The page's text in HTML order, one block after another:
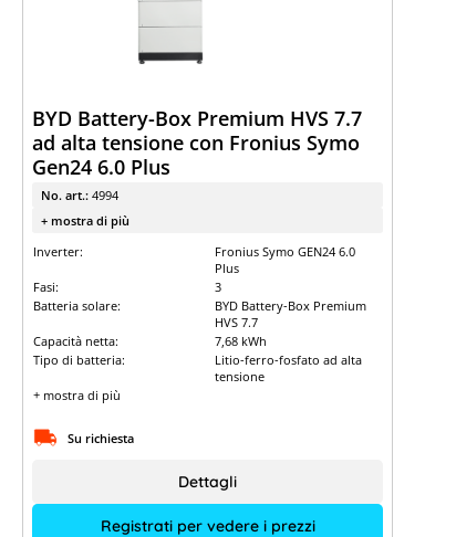
BYD Battery-Box Premium HVS 7.7
ad alta tensione con Fronius Symo
Gen24 6.0 Plus
No. art.: 4994
+ mostra di più
Inverter:
Fronius Symo GEN24 6.0
Plus
Fasi:
3
Batteria solare:
BYD Battery-Box Premium
HVS 7.7
Capacità netta:
7,68 kWh
Tipo di batteria:
Litio-ferro-fosfato ad alta
tensione
+ mostra di più
Su richiesta
Registrati per vedere i prezzi
Dettagli